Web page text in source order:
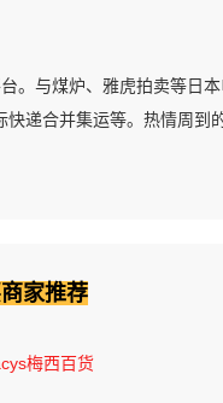
。与煤炉、雅虎拍卖等日本
快递合并集运等。热情周到
家推荐
梅西百货